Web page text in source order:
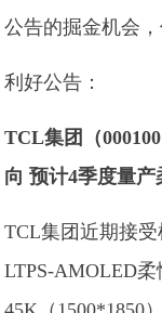
公告的掘金机会
利好公告：
TCL集团（
向 预计4季度量
TCL集团近期接
LTPS-AMOLED